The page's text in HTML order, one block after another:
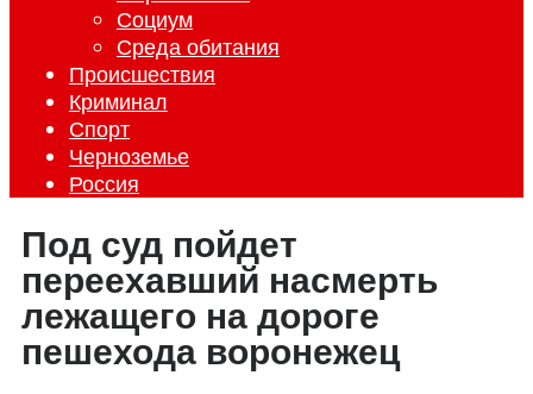
Социум
Среда обитания
Происшествия
Криминал
Спорт
Черноземье
Россия
Под суд пойдет
переехавший насмерть
лежащего на дороге
пешехода воронежец